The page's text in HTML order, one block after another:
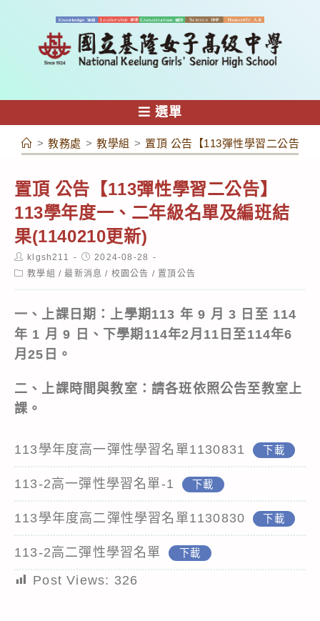
容
選單
> 教務處 > 教學組 > 置頂 公告【113彈性學習二公告】
置頂 公告【113彈性學習二公告】
113學年度一、二年級名單及編班結
果(1140210更新)
Post
author:
klgsh211
Post
published:
2024-08-28
Post教學組 / 最新消息 / 校園公告 / 置頂公告
一、上課日期：上學期 113 年 9 月 3 日至 114
年 1 月 9
日、下學期114年2月11日至114年6
月25日。
二、上課時間與教室：請各班依照公告至教室上
課。
113學年度高一彈性學習名單1130831 下載
113-2高一彈性學習名單-1 下載
113學年度高二彈性學習名單1130830 下載
113-2高二彈性學習名單 下載
Post Views: 326